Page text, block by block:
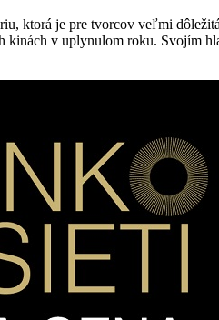
ktorá je pre tvorcov veľmi
v uplynulom roku. Svojím